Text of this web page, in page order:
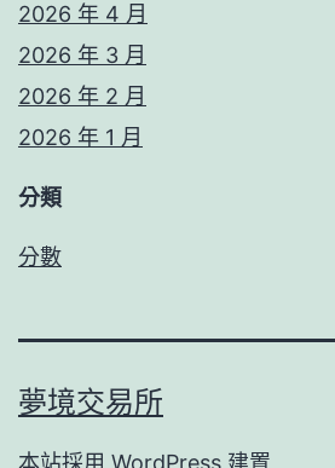
2026 年 4 月
2026 年 3 月
2026 年 2 月
2026 年 1 月
分類
分數
夢境交易所
本站採用 WordPress 建置